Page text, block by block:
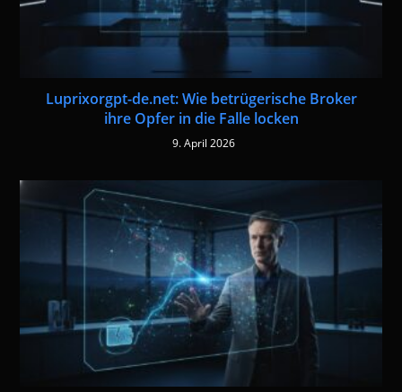
Luprixorgpt-de.net: Wie betrügerische Broker
ihre Opfer in die Falle locken
9. April 2026